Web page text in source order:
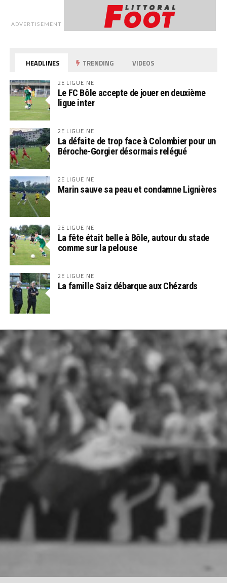
ADVERTISEMENT
HEADLINES TRENDING VIDEOS
2E LIGUE NE
Le FC Bôle accepte de jouer en deuxième
ligue inter
2E LIGUE NE
La défaite de trop face à Colombier pour un
Béroche-Gorgier désormais relégué
2E LIGUE NE
Marin sauve sa peau et condamne Lignières
2E LIGUE NE
La fête était belle à Bôle, autour du stade
comme sur la pelouse
2E LIGUE NE
La famille Saiz débarque aux Chézards